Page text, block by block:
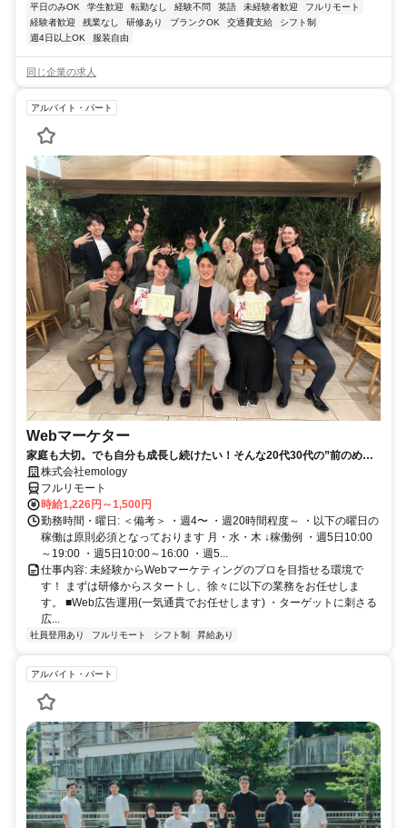
平日のみOK
学生歓迎 転勤なし 経験不問 英語 未経験者歓迎
フルリモート
経験者歓迎
残業なし 研修あり ブランクOK 交通費支給
シフト制
週4日以上OK
服装自由
同じ企業の求人
アルバイト・パート
Webマーケター
家庭も大切。でも自分も成長し続けたい！そんな20代30代の”前のめ
り”なママさんたちがフルリモートで活躍中♪
株式会社emology
フルリモート
時給1,226円～1,500円
勤務時間・曜日: ＜備考＞ ・週4〜 ・週20時間程度～ ・以下の曜日の
稼働は原則必須となっております 月・水・木 ↓稼働例 ・週5日10:00
～19:00 ・週5日10:00～16:00 ・週5...
仕事内容: 未経験からWebマーケティングのプロを目指せる環境で
す！ まずは研修からスタートし、徐々に以下の業務をお任せしま
す。 ■Web広告運用(一気通貫でお任せします) ・ターゲットに刺さる
広...
社員登用あり フルリモート シフト制 昇給あり
アルバイト・パート